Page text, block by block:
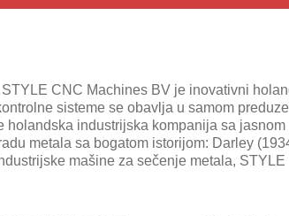
CNC Machines BV je inovativni
sisteme se obavlja u samom
industrijska kompanija sa
metala sa bogatom istorijom: Darley
mašine za sečenje metala,